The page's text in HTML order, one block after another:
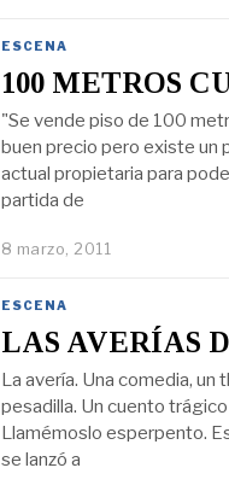
ESCENA
100 METROS
"Se vende piso de 100
buen precio pero existe un
actual propietaria para
partida de
8 marzo, 2011
ESCENA
LAS AVERÍAS
La avería. Una comedia, un
pesadilla. Un cuento
Llamémoslo esperpento.
se lanzó a